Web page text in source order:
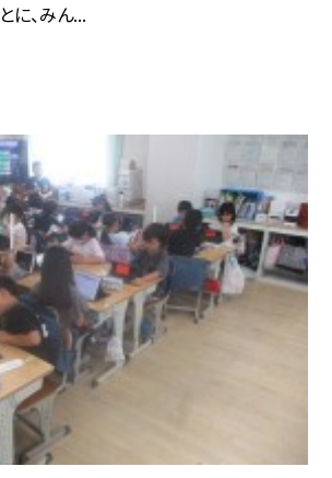
に、みん...